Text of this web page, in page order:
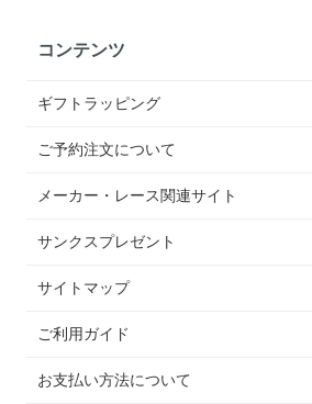
コンテンツ
ギフトラッピング
ご予約注文について
メーカー・レース関連サイト
サンクスプレゼント
サイトマップ
ご利用ガイド
お支払い方法について